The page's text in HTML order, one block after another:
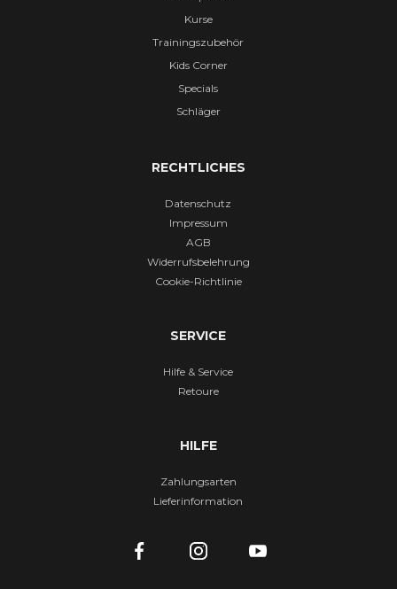
Kurse
Trainingszubehör
Kids Corner
Specials
Schläger
RECHTLICHES
Datenschutz
Impressum
AGB
Widerrufsbelehrung
Cookie-Richtlinie
SERVICE
Hilfe & Service
Retoure
HILFE
Zahlungsarten
Lieferinformation